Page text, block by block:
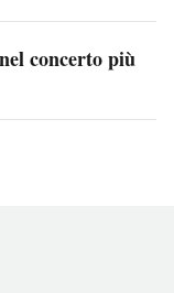
concerto più